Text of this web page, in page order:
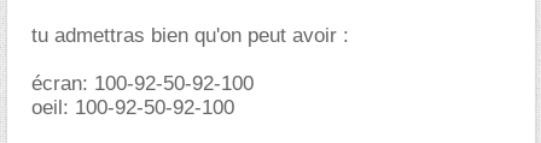
tu admettras bien qu'on peut avoir :
écran: 100-92-50-92-100
oeil: 100-92-50-92-100